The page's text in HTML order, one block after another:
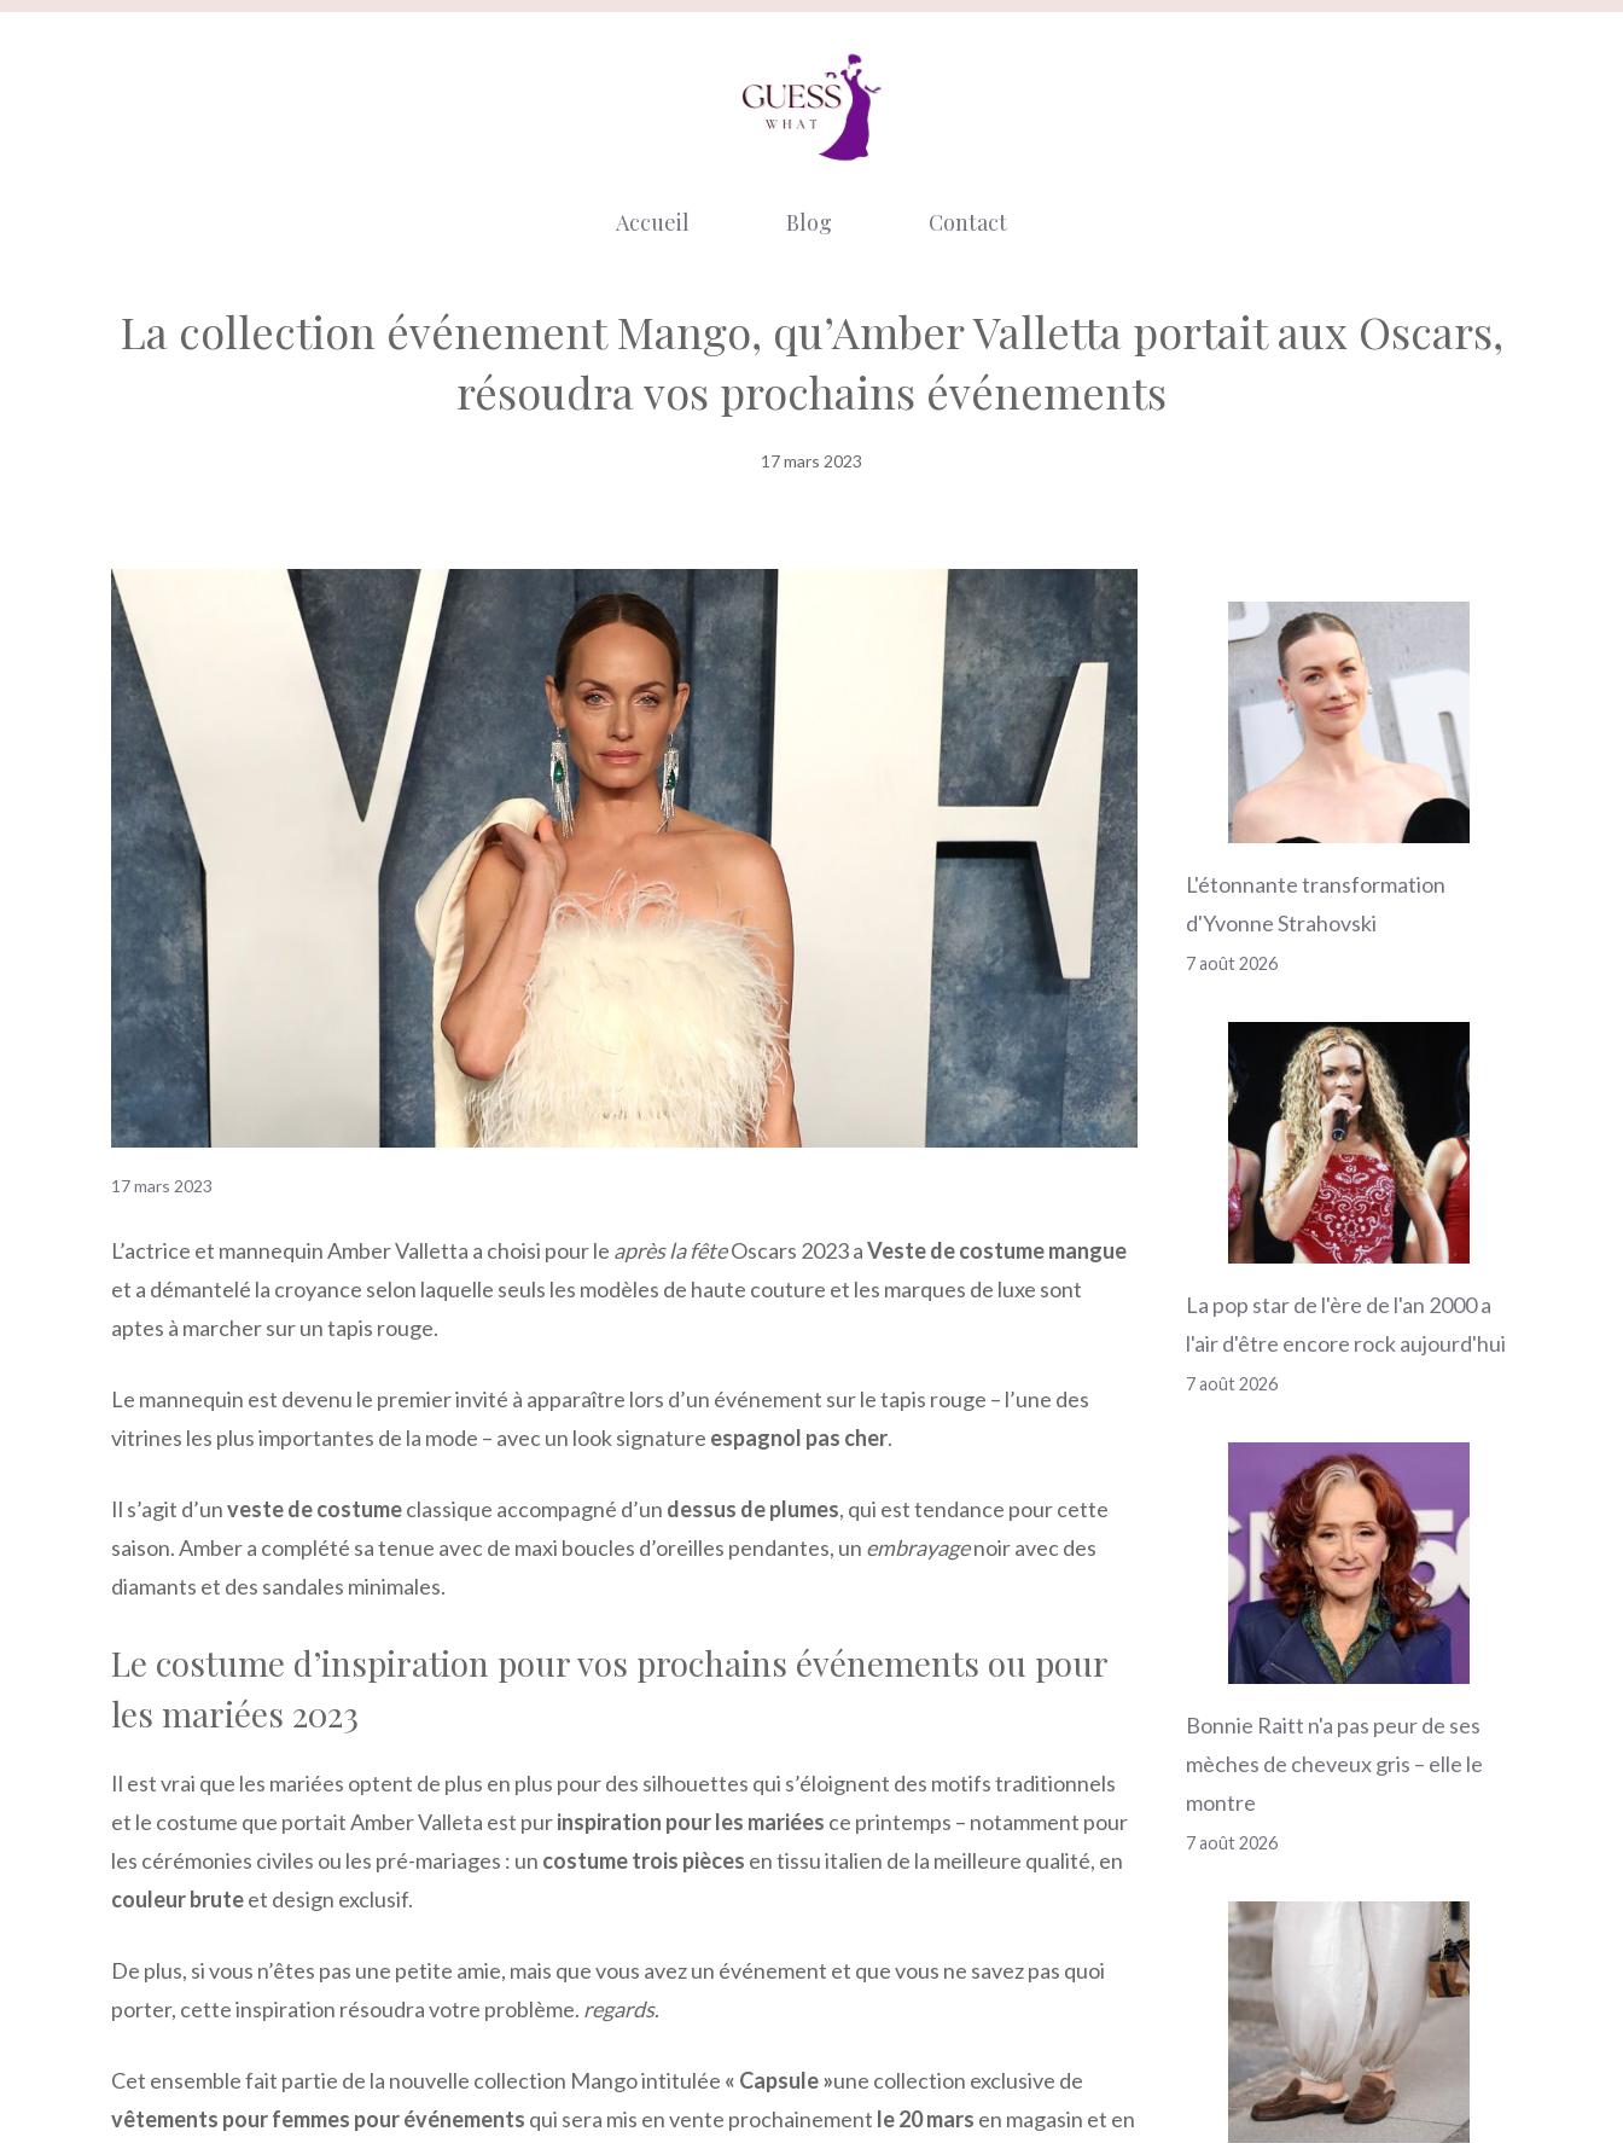
Aller
Accueil Blog Contact
La collection événement Mango, qu’Amber Valletta portait aux Oscars,
résoudra vos prochains événements
17 mars 2023
17 mars 2023
L’actrice et mannequin Amber Valletta a choisi pour le après la fêteOscars 2023 aVeste de costume mangue
et a démantelé la croyance selon laquelle seuls les modèles de haute couture et les marques de luxe sont
aptes à marcher sur un tapis rouge.
Le mannequin est devenu le premier invité à apparaître lors d’un événement sur le tapis rouge – l’une des
vitrines les plus importantes de la mode – avec un look signature espagnol pas cher.
Il s’agit d’unveste de costumeclassique accompagné d’un dessus de plumes, qui est tendance pour cette
saison. Amber a complété sa tenue avec de maxi boucles d’oreilles pendantes, un embrayagenoir avec des
diamants et des sandales minimales.
Le costume d’inspiration pour vos prochains événements ou pour
les mariées 2023
Il est vrai que les mariées optent de plus en plus pour des silhouettes qui s’éloignent des motifs traditionnels
et le costume que portait Amber Valleta est purinspiration pour les mariées ce printemps – notamment pour
les cérémonies civiles ou les pré-mariages : un costume trois pièces en tissu italien de la meilleure qualité, en
couleur bruteet design exclusif.
De plus, si vous n’êtes pas une petite amie, mais que vous avez un événement et que vous ne savez pas quoi
porter, cette inspiration résoudra votre problème. regards.
Cet ensemble fait partie de la nouvelle collection Mango intitulée « Capsule »une collection exclusive de
vêtements pour femmes pour événements qui sera mis en vente prochainement le 20 mars en magasin et en
L'étonnante transformation
d'Yvonne Strahovski
7 août 2026
La pop star de l'ère de l'an 2000 a
l'air d'être encore rock aujourd'hui
7 août 2026
Bonnie Raitt n'a pas peur de ses
mèches de cheveux gris – elle le
montre
7 août 2026